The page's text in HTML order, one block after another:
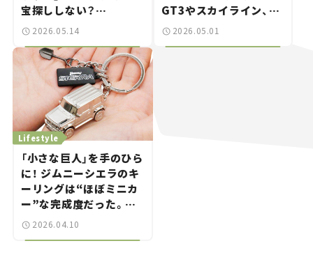
宝探ししない？
――YOKOHAMA Car
ポット巡り
2026.05.14
GT3やスカイライン、金
色のシークレットの正体
2026.05.01
Lifestyle
「小さな巨人」を手のひら
に！ ジムニーシエラのキ
ーリングは“ほぼミニカ
ー”な完成度だった。リ
アルな質感に注目。
2026.04.10